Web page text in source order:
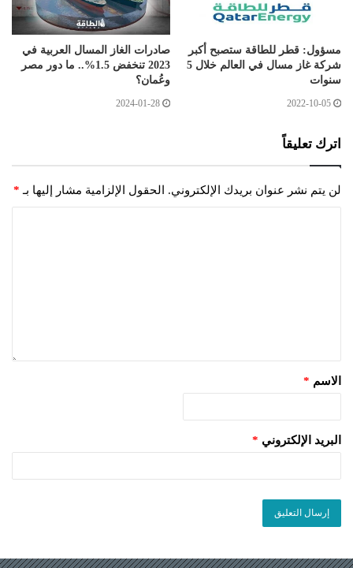
مسؤول: قطر للطاقة ستصبح أكبر
شركة غاز مسال في العالم خلال 5
سنوات
2022-10-05
صادرات الغاز المسال العربية في
2023 تنخفض 1.5%.. ما دور مصر
وعُمان؟
2024-01-28
اترك تعليقاً
لن يتم نشر عنوان بريدك الإلكتروني. الحقول الإلزامية مشار إليها بـ *
الاسم *
البريد الإلكتروني *